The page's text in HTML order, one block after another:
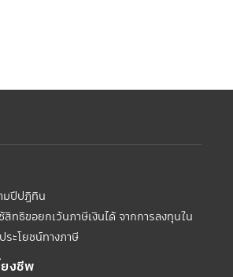
มปีปฏิทิน
สิทธิขอยกเว้นภาษีเงินได้ จากการลงทุนใน
ะโยชน์ทางภาษี
ยงชีพ